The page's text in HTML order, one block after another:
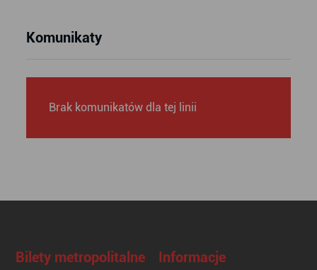
Komunikaty
Brak komunikatów dla tej linii
Bilety metropolitalne Informacje